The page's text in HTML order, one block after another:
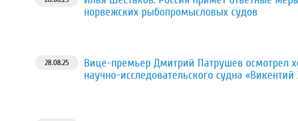
норвежских рыбопромысловых судов
28.08.25
Вице-премьер Дмитрий Патрушев осмотрел
научно-исследовательского судна «Викентий